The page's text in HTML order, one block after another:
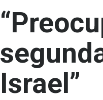
Israel”